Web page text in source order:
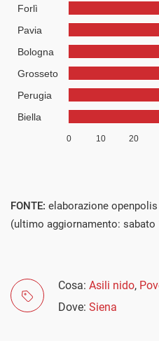
FONTE: elaborazione
(ultimo aggiornamento: sabato
Cosa: Asili nido,
Dove: Siena